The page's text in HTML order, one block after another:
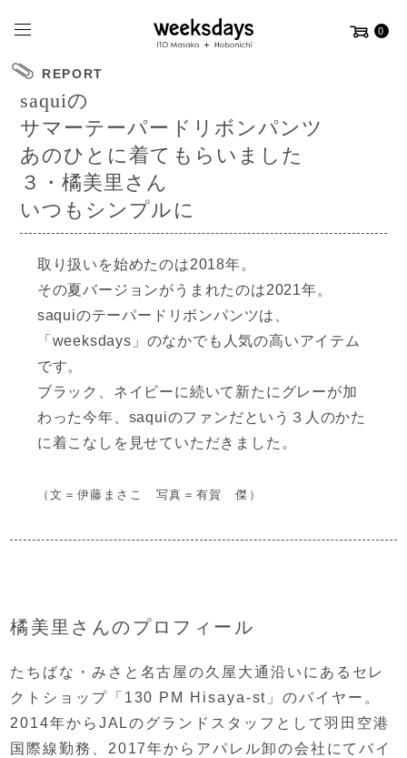
0
REPORT
saquiの
サマーテーパードリボンパンツ
あのひとに着てもらいました
３・橘美里さん
いつもシンプルに
取り扱いを始めたのは2018年。
その夏バージョンがうまれたのは2021年。
saquiのテーパードリボンパンツは、
「weeksdays」のなかでも人気の高いアイテム
です。
ブラック、ネイビーに続いて 新たにグレーが加
わった今年、 saquiのファンだという３人のかた
に着こなしを見せていただきました。
（文＝伊藤まさこ 写真＝有賀 傑）
橘美里さんのプロフィール
たちばな・みさと 名古屋の久屋大通沿いにあるセレ
クトショップ 「130 PM Hisaya-st」のバイヤー。
2014年からJALのグランドスタッフとして羽田空港
国際線勤務、 2017年からアパレル卸の会社にてバイ